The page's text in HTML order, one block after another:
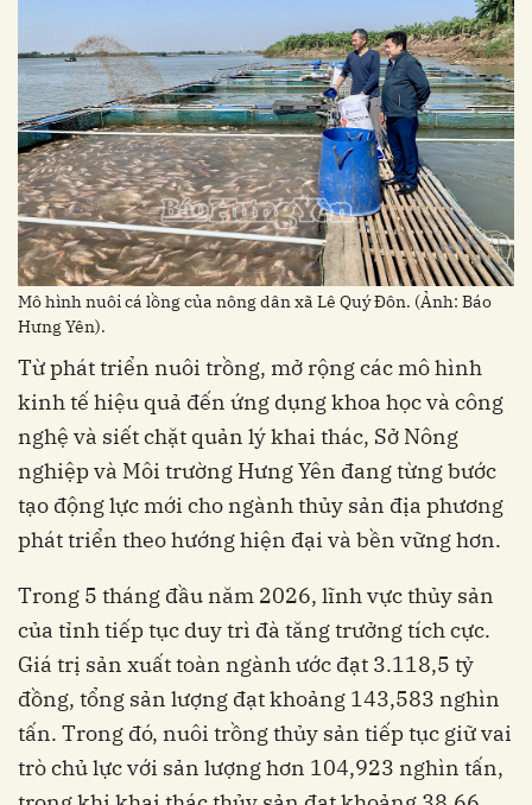
Mô hình nuôi cá lồng của nông dân xã Lê Quý Đôn. (Ảnh: Báo
Hưng Yên).
Từ phát triển nuôi trồng, mở rộng các mô hình
kinh tế hiệu quả đến ứng dụng khoa học và công
nghệ và siết chặt quản lý khai thác, Sở Nông
nghiệp và Môi trường Hưng Yên đang từng bước
tạo động lực mới cho ngành thủy sản địa phương
phát triển theo hướng hiện đại và bền vững hơn.
Trong 5 tháng đầu năm 2026, lĩnh vực thủy sản
của tỉnh tiếp tục duy trì đà tăng trưởng tích cực.
Giá trị sản xuất toàn ngành ước đạt 3.118,5 tỷ
đồng, tổng sản lượng đạt khoảng 143,583 nghìn
tấn. Trong đó, nuôi trồng thủy sản tiếp tục giữ vai
trò chủ lực với sản lượng hơn 104,923 nghìn tấn,